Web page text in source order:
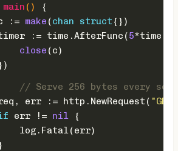
main ()
{
:=
make (chan struct {})
:= time.AfterFunc(
5
close (c)
// Serve 256 bytes every
err := http.NewRequest(
"GET"
err != nil
{
log.Fatal(err)